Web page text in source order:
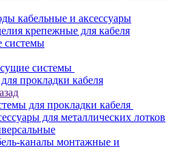
кабельные и аксессуары
крепежные для кабеля
системы
системы
прокладки кабеля
для прокладки кабеля
для металлических лотков
каналы монтажные и